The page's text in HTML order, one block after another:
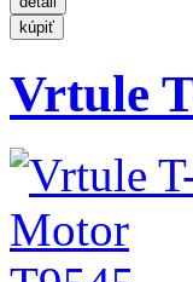
Vrtule